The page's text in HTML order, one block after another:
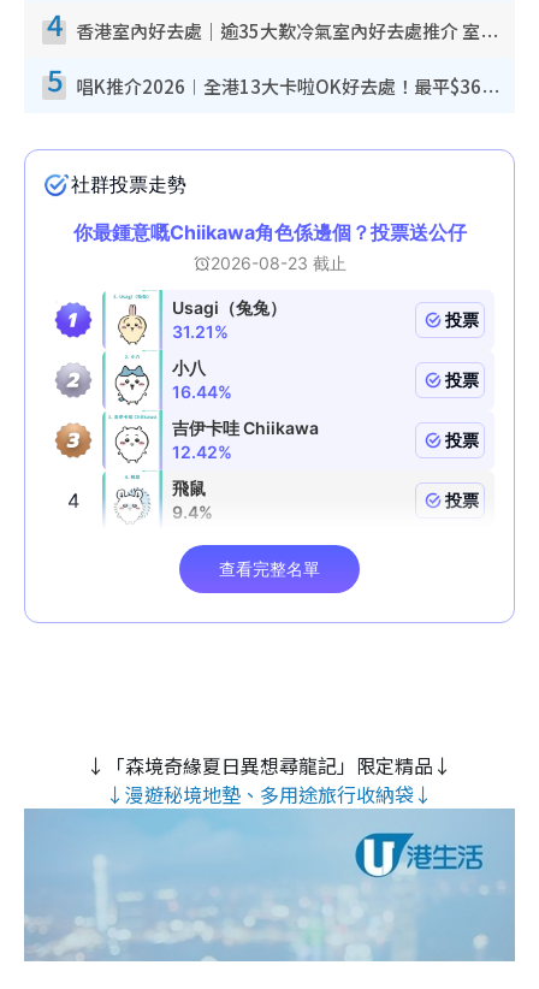
4 香港室內好去處｜逾35大歎冷氣室內好去處推介 室內活動免費避雨無懼落雨
5 唱K推介2026︱全港13大卡啦OK好去處！最平$36起 日文K都有！(附地址+收費詳情)
↓「森境奇緣夏日異想尋龍記」限定精品↓
↓漫遊秘境地墊、多用途旅行收納袋↓